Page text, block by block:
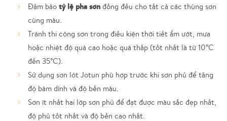
Đảm bảo tỷ lệ pha sơn đồng đều cho tất cả các thùng sơn
cùng màu.
Tránh thi công sơn trong điều kiện thời tiết ẩm ướt, mưa
hoặc nhiệt độ quá cao hoặc quá thấp (tốt nhất là từ 10°C
đến 35°C).
Sử dụng sơn lót Jotun phù hợp trước khi sơn phủ để tăng
độ bám dính và độ bền màu.
Sơn ít nhất hai lớp sơn phủ để đạt được màu sắc đẹp nhất,
độ phủ tốt nhất và độ bền cao nhất.